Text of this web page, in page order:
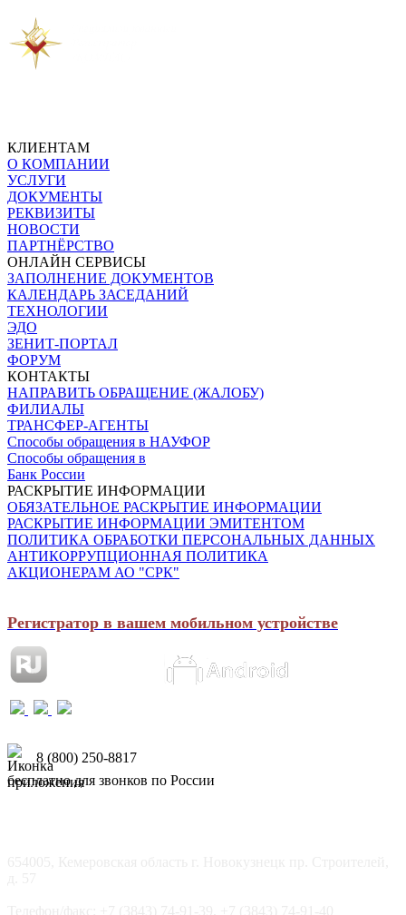
КЛИЕНТАМ
О КОМПАНИИ
УСЛУГИ
ДОКУМЕНТЫ
РЕКВИЗИТЫ
НОВОСТИ
ПАРТНЁРСТВО
ОНЛАЙН СЕРВИСЫ
ЗАПОЛНЕНИЕ ДОКУМЕНТОВ
КАЛЕНДАРЬ ЗАСЕДАНИЙ
ТЕХНОЛОГИИ
ЭДО
ЗЕНИТ-ПОРТАЛ
ФОРУМ
КОНТАКТЫ
НАПРАВИТЬ ОБРАЩЕНИЕ (ЖАЛОБУ)
ФИЛИАЛЫ
ТРАНСФЕР-АГЕНТЫ
Способы обращения в НАУФОР
Способы обращения в
Банк России
РАСКРЫТИЕ ИНФОРМАЦИИ
ОБЯЗАТЕЛЬНОЕ РАСКРЫТИЕ ИНФОРМАЦИИ
РАСКРЫТИЕ ИНФОРМАЦИИ ЭМИТЕНТОМ
ПОЛИТИКА ОБРАБОТКИ ПЕРСОНАЛЬНЫХ ДАННЫХ
АНТИКОРРУПЦИОННАЯ ПОЛИТИКА
АКЦИОНЕРАМ АО "СРК"
Регистратор в вашем мобильном устройстве
8 (800) 250-8817
бесплатно для звонков по России